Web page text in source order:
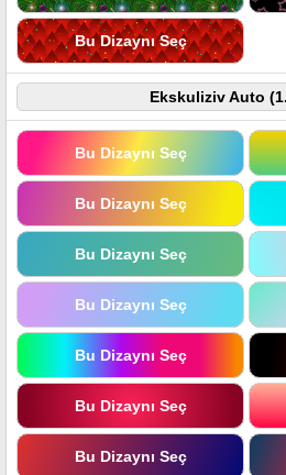
Bu Dizaynı Seç
Ekskuliziv Auto
Bu Dizaynı Seç
Bu Dizaynı Seç
Bu Dizaynı Seç
Bu Dizaynı Seç
Bu Dizaynı Seç
Bu Dizaynı Seç
Bu Dizaynı Seç